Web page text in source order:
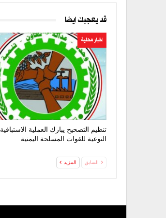
قد يعجبك ايضا
اخبار محلية
تنظيم التصحيح يبارك العملية الاستباقية
النوعية للقوات المسلحة اليمنية
السابق المزيد